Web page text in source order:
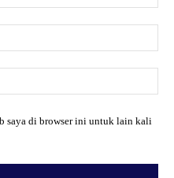
saya di browser ini untuk lain kali